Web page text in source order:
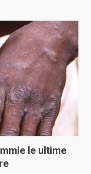
le ultime